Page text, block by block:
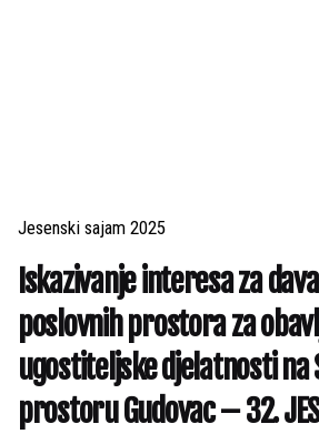
Jesenski sajam 2025
Iskazivanje interesa za
poslovnih prostora za
ugostiteljske djelatnosti na
prostoru Gudovac – 32.